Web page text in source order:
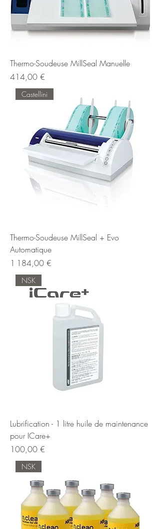
Thermo-Soudeuse MillSeal Manuelle
Prix
414,00 €
Castellini
Thermo-Soudeuse MillSeal + Evo
Automatique
Prix
1 184,00 €
NSK
Lubrification - 1 litre huile de maintenance
pour ICare+
Prix
100,00 €
NSK